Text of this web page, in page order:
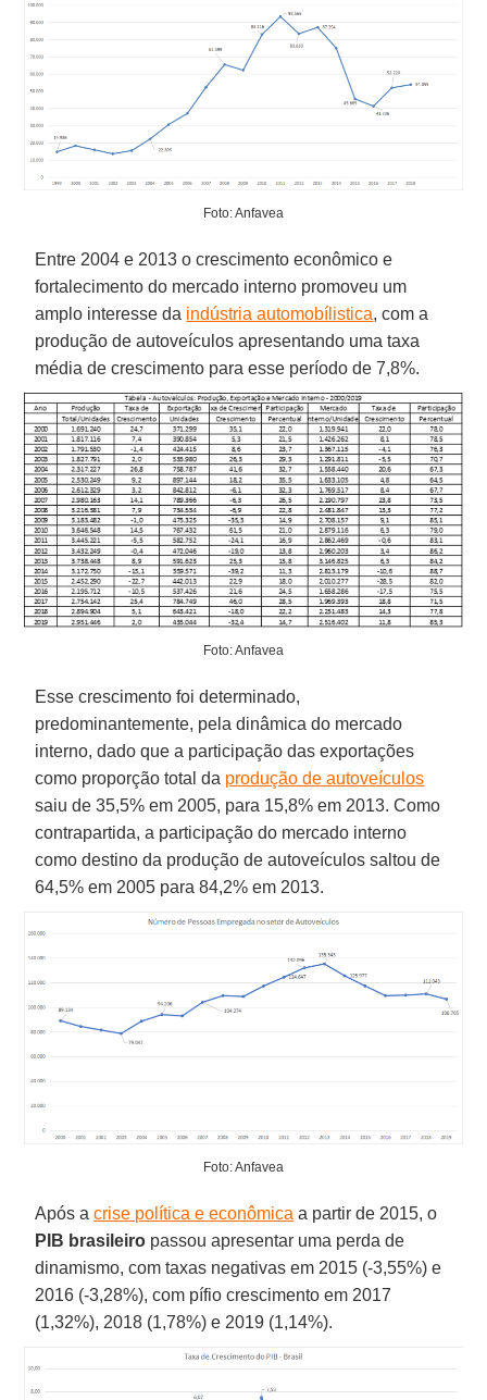
Foto: Anfavea
Entre 2004 e 2013 o crescimento econômico e
fortalecimento do mercado interno promoveu um
amplo interesse da indústria automobílistica, com a
produção de autoveículos apresentando uma taxa
média de crescimento para esse período de 7,8%.
Foto: Anfavea
Esse crescimento foi determinado,
predominantemente, pela dinâmica do mercado
interno, dado que a participação das exportações
como proporção total da produção de autoveículos
saiu de 35,5% em 2005, para 15,8% em 2013. Como
contrapartida, a participação do mercado interno
como destino da produção de autoveículos saltou de
64,5% em 2005 para 84,2% em 2013.
Foto: Anfavea
Após acrise política e econômica a partir de 2015, o
PIB brasileiro passou apresentar uma perda de
dinamismo, com taxas negativas em 2015 (-3,55%) e
2016 (-3,28%), com pífio crescimento em 2017
(1,32%), 2018 (1,78%) e 2019 (1,14%).